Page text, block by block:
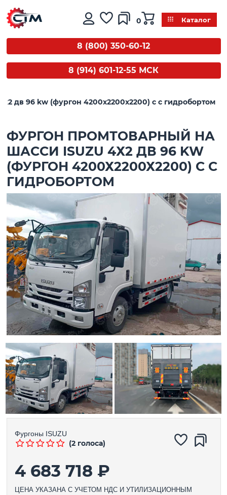
0 Каталог
8 (800) 350-60-12
8 (914) 601-12-55 МСК
дв 96 kw (фургон 4200х2200х2200) с с гидробортом
ФУРГОН ПРОМТОВАРНЫЙ НА
ШАССИ ISUZU 4Х2 ДВ 96 KW
(ФУРГОН 4200Х2200Х2200) С С
ГИДРОБОРТОМ
Фургоны ISUZU
(2 голоса)
4 683 718 ₽
ЦЕНА УКАЗАНА С УЧЕТОМ НДС И УТИЛИЗАЦИОННЫМ